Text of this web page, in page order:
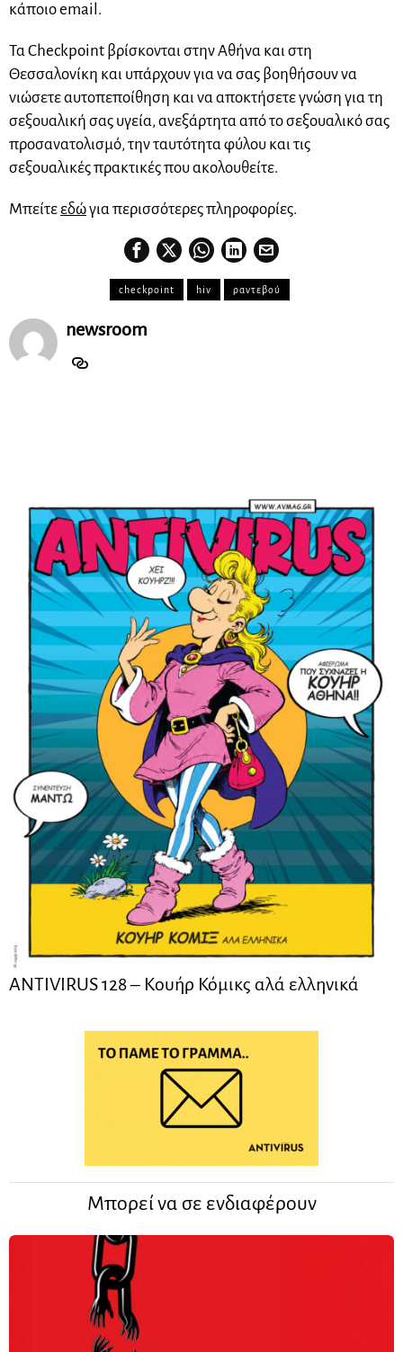
κάποιο email.
Τα Checkpoint βρίσκονται στην Αθήνα και στη
Θεσσαλονίκη και υπάρχουν για να σας βοηθήσουν να
νιώσετε αυτοπεποίθηση και να αποκτήσετε γνώση για τη
σεξουαλική σας υγεία, ανεξάρτητα από το σεξουαλικό σας
προσανατολισμό, την ταυτότητα φύλου και τις
σεξουαλικές πρακτικές που ακολουθείτε.
Μπείτεεδώγια περισσότερες πληροφορίες.
checkpoint hiv ραντεβού
newsroom
ANTIVIRUS 128 – Kουήρ Κόμικς αλά ελληνικά
Μπορεί να σε ενδιαφέρουν